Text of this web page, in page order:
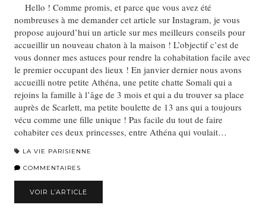
Hello ! Comme promis, et parce que vous avez été
nombreuses à me demander cet article sur Instagram, je vous
propose aujourd’hui un article sur mes meilleurs conseils pour
accueillir un nouveau chaton à la maison ! L’objectif c’est de
vous donner mes astuces pour rendre la cohabitation facile avec
le premier occupant des lieux ! En janvier dernier nous avons
accueilli notre petite Athéna, une petite chatte Somali qui a
rejoins la famille à l’âge de 3 mois et qui a du trouver sa place
auprès de Scarlett, ma petite boulette de 13 ans qui a toujours
vécu comme une fille unique ! Pas facile du tout de faire
cohabiter ces deux princesses, entre Athéna qui voulait…
LA VIE PARISIENNE
COMMENTAIRES
VOIR L’ARTICLE